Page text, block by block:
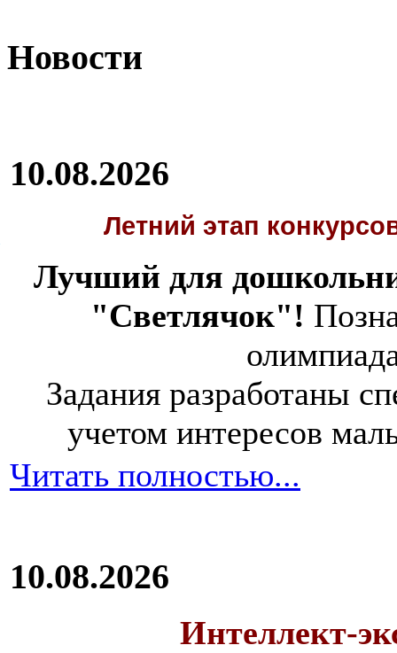
Новости
10.08.2026
Летний этап
Лучший для
"Светлячок"!
Задания разработаны
учетом интересов
Читать полностью...
10.08.2026
Интеллект-